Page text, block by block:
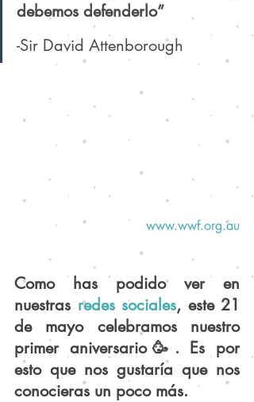
debemos defenderlo”
-Sir David Attenborough
www.wwf.org.au
Como has podido ver en
nuestras redes sociales, este 21
de mayo celebramos nuestro
primer aniversario🥳. Es por
esto que nos gustaría que nos
conocieras un poco más.